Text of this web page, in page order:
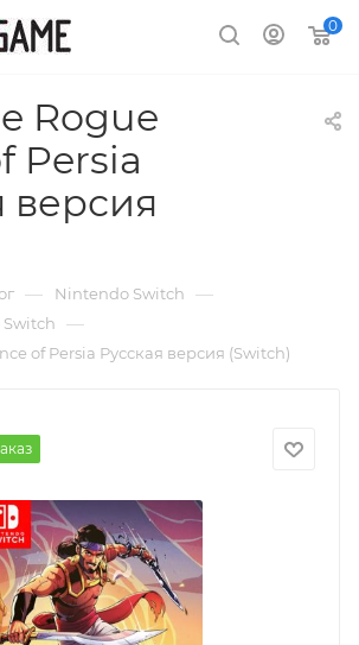
0
Rogue
Persia
версия
— Nintendo Switch —
—
of Persia Русская версия (Switch)